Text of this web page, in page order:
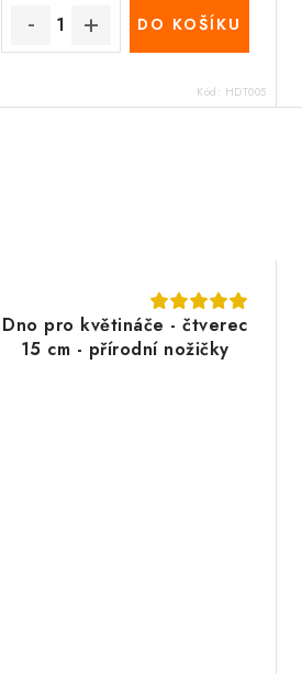
DO KOŠÍKU
Kód: HDT005
Dno pro květináče - čtverec
15 cm - přírodní nožičky